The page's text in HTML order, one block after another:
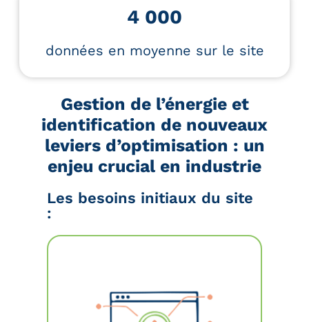
4 000
données en moyenne sur le site
Gestion de l’énergie et
identification de nouveaux
leviers d’optimisation : un
enjeu crucial en industrie
Les besoins initiaux du site
: